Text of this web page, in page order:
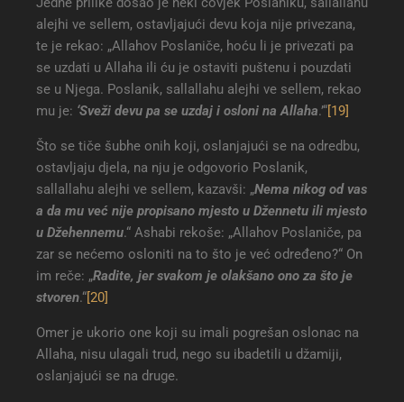
alejhi ve sellem, ostavljajući devu koja nije privezana,
te je rekao: „Allahov Poslaniče, hoću li je privezati pa
se uzdati u Allaha ili ću je ostaviti puštenu i pouzdati
se u Njega. Poslanik, sallallahu alejhi ve sellem, rekao
mu je: ‘Sveži devu pa se uzdaj i osloni na Allaha.’“[19]
Što se tiče šubhe onih koji, oslanjajući se na odredbu,
ostavljaju djela, na nju je odgovorio Poslanik,
sallallahu alejhi ve sellem, kazavši: „Nema nikog od vas
a da mu već nije propisano mjesto u Džennetu ili mjesto
u Džehennemu.“ Ashabi rekoše: „Allahov Poslaniče, pa
zar se nećemo osloniti na to što je već određeno?“ On
im reče: „Radite, jer svakom je olakšano ono za što je
stvoren.“[20]
Omer je ukorio one koji su imali pogrešan oslonac na
Allaha, nisu ulagali trud, nego su ibadetili u džamiji,
oslanjajući se na druge.